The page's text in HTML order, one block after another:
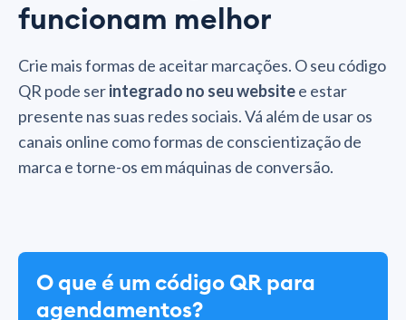
funcionam melhor
Crie mais formas de aceitar marcações. O seu código
QR pode serintegrado no seu websitee estar
presente nas suas redes sociais. Vá além de usar os
canais online como formas de conscientização de
marca e torne-os em máquinas de conversão.
O que é um código QR para
agendamentos?